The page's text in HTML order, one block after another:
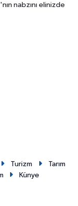
nabzını elinizde
Turizm
Tarım
Künye